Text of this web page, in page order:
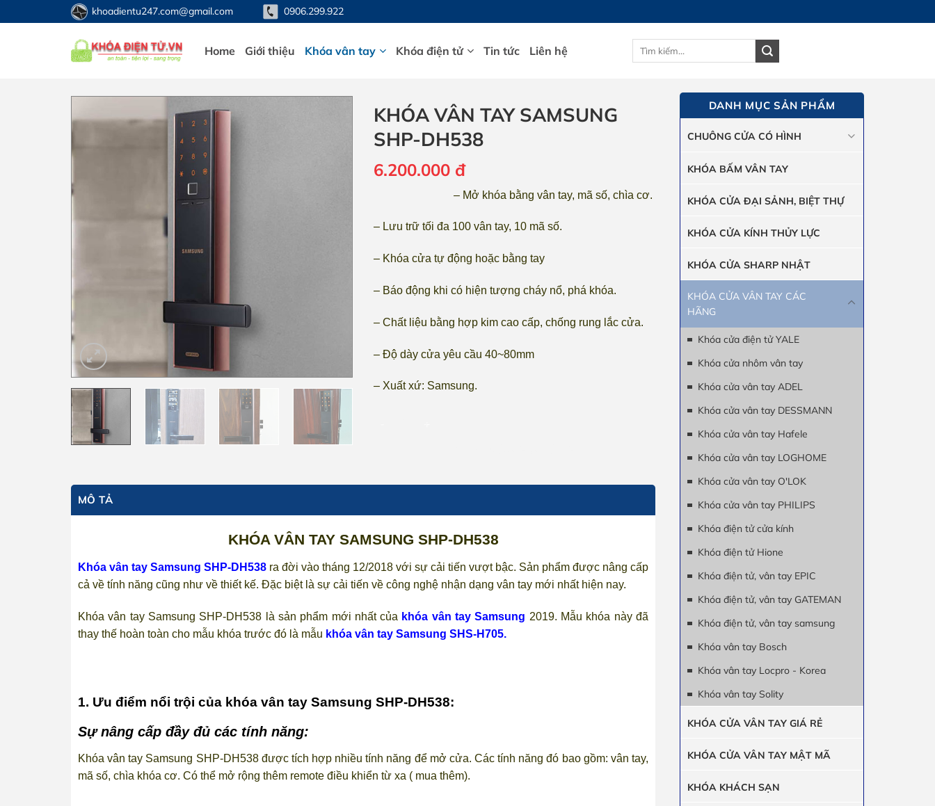
qua
khoadientu247.com@gmail.com 0906.299.922
Home Giới thiệu Khóa vân tay Khóa điện tử Tin tức Liên hệ
Tìm
DANH MỤC SẢN PHẨM
CHUÔNG CỬA CÓ HÌNH
KHÓA BẤM VÂN TAY
KHÓA CỬA ĐẠI SẢNH, BIỆT THỰ
KHÓA CỬA KÍNH THỦY LỰC
KHÓA CỬA SHARP NHẬT
KHÓA CỬA VÂN TAY CÁC
HÃNG
Khóa cửa điện tử YALE
Khóa cửa nhôm vân tay
Khóa cửa vân tay ADEL
Khóa cửa vân tay DESSMANN
Khóa cửa vân tay Hafele
Khóa cửa vân tay LOGHOME
Khóa cửa vân tay O'LOK
Khóa cửa vân tay PHILIPS
Khóa điện tử cửa kính
Khóa điện tử Hione
Khóa điện tử, vân tay EPIC
Khóa điện tử, vân tay GATEMAN
Khóa điện tử, vân tay samsung
Khóa vân tay Bosch
Khóa vân tay Locpro - Korea
Khóa vân tay Solity
KHÓA CỬA VÂN TAY GIÁ RẺ
KHÓA CỬA VÂN TAY MẬT MÃ
KHÓA KHÁCH SẠN
KHÓA VÂN TAY SAMSUNG
SHP-DH538
6.200.000 đ
– Mở khóa bằng vân tay, mã số, chìa cơ.
– Lưu trữ tối đa 100 vân tay, 10 mã số.
– Khóa cửa tự động hoặc bằng tay
– Báo động khi có hiện tượng cháy nổ, phá khóa.
– Chất liệu bằng hợp kim cao cấp, chống rung lắc cửa.
– Độ dày cửa yêu cầu 40~80mm
– Xuất xứ: Samsung.
MÔ TẢ
KHÓA VÂN TAY SAMSUNG SHP-DH538
Khóa vân tay Samsung SHP-DH538 ra đời vào tháng 12/2018 với sự cải tiến vượt bậc. Sản phẩm được nâng cấp
cả về tính năng cũng như về thiết kế. Đặc biệt là sự cải tiến về công nghệ nhận dạng vân tay mới nhất hiện nay.
Khóa vân tay Samsung SHP-DH538 là sản phẩm mới nhất của khóa vân tay Samsung 2019. Mẫu khóa này đã
thay thế hoàn toàn cho mẫu khóa trước đó là mẫu khóa vân tay Samsung SHS-H705.
1. Ưu điểm nổi trội của khóa vân tay Samsung SHP-DH538:
Sự nâng cấp đầy đủ các tính năng:
Khóa vân tay Samsung SHP-DH538 được tích hợp nhiều tính năng để mở cửa. Các tính năng đó bao gồm: vân tay,
mã số, chìa khóa cơ. Có thể mở rộng thêm remote điều khiển từ xa ( mua thêm).